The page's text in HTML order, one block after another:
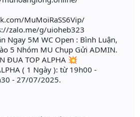
MuMoiRaSS6Vip/
zalo.me/g/uioheb323
Ngay 5M WC Open : Bình Luận,
5 Nhóm MU Chụp Gửi ADMIN.
ĐUA TOP ALPHA 💥
( 1 Ngày ): từ 19h00 -
- 27/07/2025.